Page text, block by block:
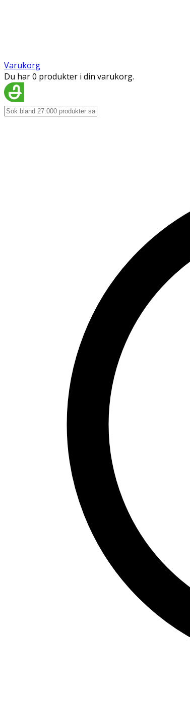
Varukorg
Du har 0 produkter i din varukorg.